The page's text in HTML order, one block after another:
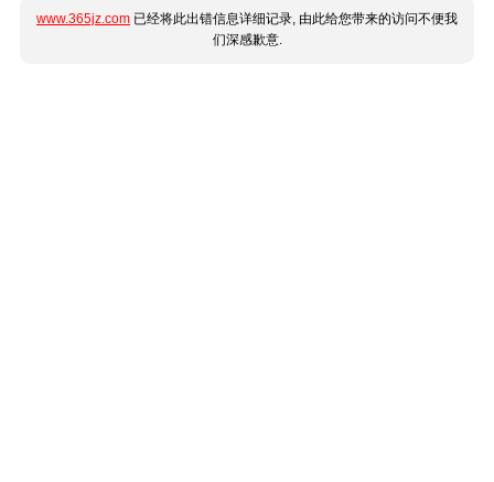
www.365jz.com 已经将此出错信息详细记录, 由此给您带来的访问不便我
们深感歉意.